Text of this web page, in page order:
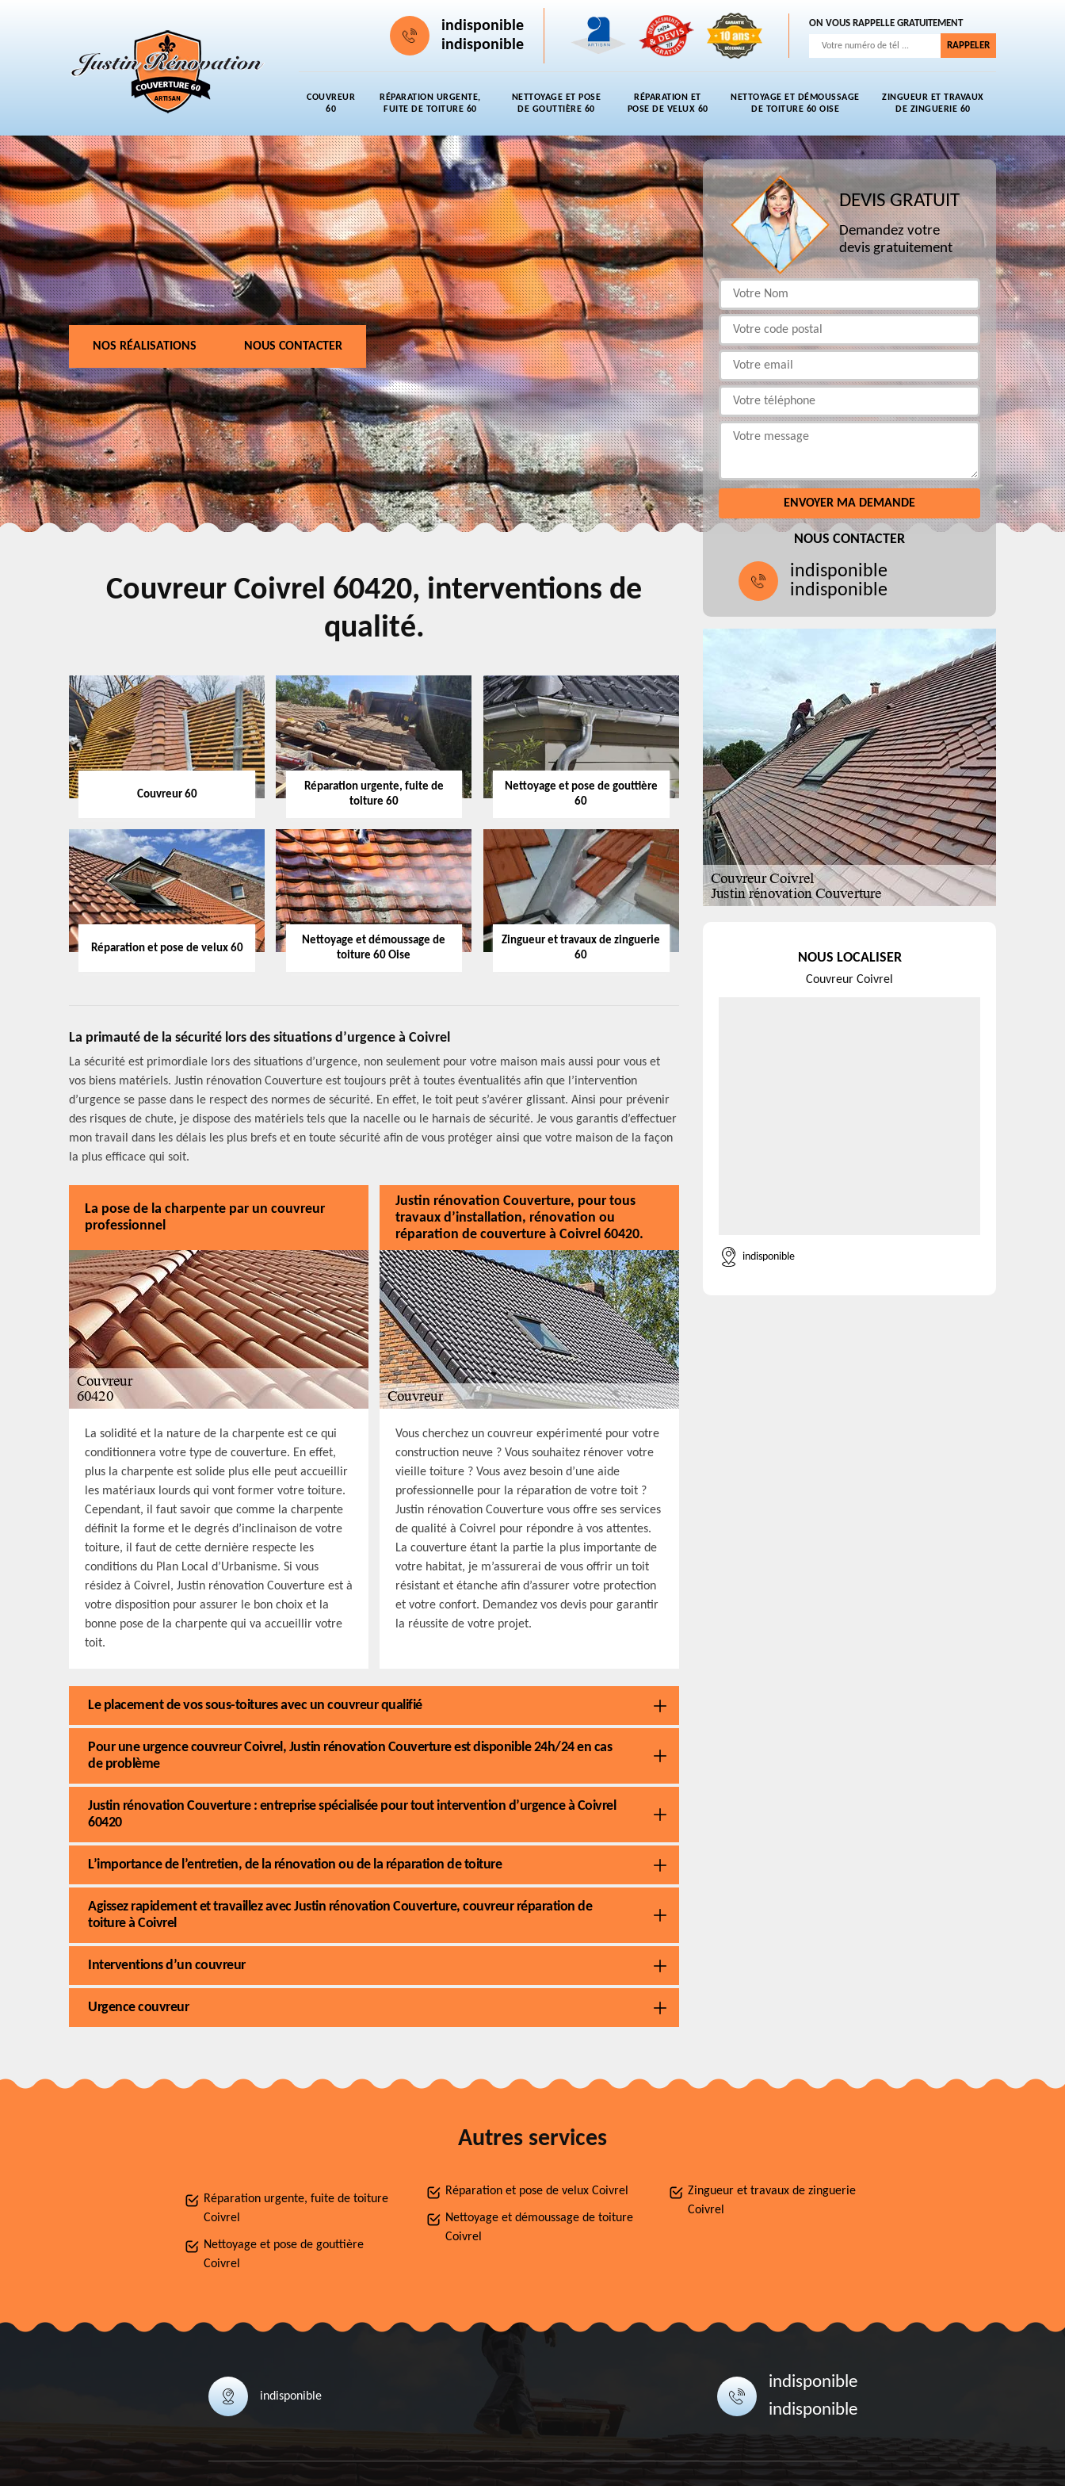
indisponible
indisponible
ON VOUS RAPPELLE GRATUITEMENT
COUVREUR
60
RÉPARATION URGENTE,
FUITE DE TOITURE 60
NETTOYAGE ET POSE
DE GOUTTIÈRE 60
RÉPARATION ET
POSE DE VELUX 60
NETTOYAGE ET DÉMOUSSAGE
DE TOITURE 60 OISE
ZINGUEUR ET TRAVAUX
DE ZINGUERIE 60
NOS RÉALISATIONS NOUS CONTACTER
Couvreur Coivrel 60420, interventions de
qualité.
Couvreur 60
Réparation urgente, fuite de
toiture 60
Nettoyage et pose de gouttière
60
Réparation et pose de velux 60
Nettoyage et démoussage de
toiture 60 Oise
Zingueur et travaux de zinguerie
60
La primauté de la sécurité lors des situations d’urgence à Coivrel
La sécurité est primordiale lors des situations d’urgence, non seulement pour votre maison mais aussi pour vous et
vos biens matériels. Justin rénovation Couverture est toujours prêt à toutes éventualités afin que l’intervention
d’urgence se passe dans le respect des normes de sécurité. En effet, le toit peut s’avérer glissant. Ainsi pour prévenir
des risques de chute, je dispose des matériels tels que la nacelle ou le harnais de sécurité. Je vous garantis d’effectuer
mon travail dans les délais les plus brefs et en toute sécurité afin de vous protéger ainsi que votre maison de la façon
la plus efficace qui soit.
La pose de la charpente par un couvreur
professionnel
La solidité et la nature de la charpente est ce qui
conditionnera votre type de couverture. En effet,
plus la charpente est solide plus elle peut accueillir
les matériaux lourds qui vont former votre toiture.
Cependant, il faut savoir que comme la charpente
définit la forme et le degrés d’inclinaison de votre
toiture, il faut de cette dernière respecte les
conditions du Plan Local d’Urbanisme. Si vous
résidez à Coivrel, Justin rénovation Couverture est à
votre disposition pour assurer le bon choix et la
bonne pose de la charpente qui va accueillir votre
toit.
Justin rénovation Couverture, pour tous
travaux d’installation, rénovation ou
réparation de couverture à Coivrel 60420.
Vous cherchez un couvreur expérimenté pour votre
construction neuve ? Vous souhaitez rénover votre
vieille toiture ? Vous avez besoin d’une aide
professionnelle pour la réparation de votre toit ?
Justin rénovation Couverture vous offre ses services
de qualité à Coivrel pour répondre à vos attentes.
La couverture étant la partie la plus importante de
votre habitat, je m’assurerai de vous offrir un toit
résistant et étanche afin d’assurer votre protection
et votre confort. Demandez vos devis pour garantir
la réussite de votre projet.
Le placement de vos sous-toitures avec un couvreur qualifié
Pour une urgence couvreur Coivrel, Justin rénovation Couverture est disponible 24h/24 en cas
de problème
Justin rénovation Couverture : entreprise spécialisée pour tout intervention d’urgence à Coivrel
60420
L’importance de l’entretien, de la rénovation ou de la réparation de toiture
Agissez rapidement et travaillez avec Justin rénovation Couverture, couvreur réparation de
toiture à Coivrel
Interventions d’un couvreur
Urgence couvreur
DEVIS GRATUIT
Demandez votre
devis gratuitement
NOUS CONTACTER
indisponible
indisponible
NOUS LOCALISER
Couvreur Coivrel
indisponible
Autres services
Réparation urgente, fuite de toiture
Coivrel
Nettoyage et pose de gouttière
Coivrel
Réparation et pose de velux Coivrel
Nettoyage et démoussage de toiture
Coivrel
Zingueur et travaux de zinguerie
Coivrel
indisponible
indisponible
indisponible